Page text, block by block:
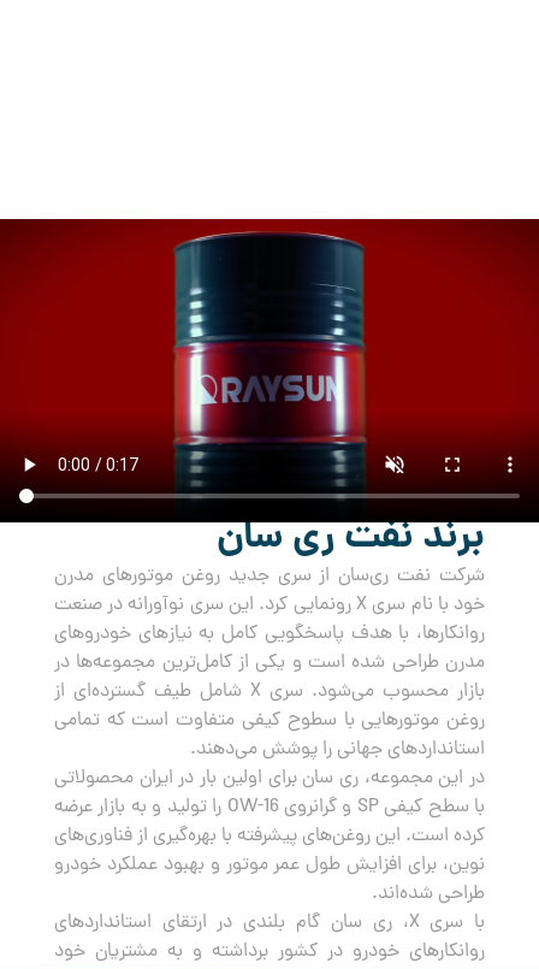
برند نفت ری سان
شرکت نفت ری‌سان از سری جدید روغن‌ موتورهای مدرن
خود با نام سری X رونمایی کرد. این سری نوآورانه در صنعت
روانکارها، با هدف پاسخگویی کامل به نیازهای خودروهای
مدرن طراحی شده است و یکی از کامل‌ترین مجموعه‌ها در
بازار محسوب می‌شود. سری X شامل طیف گسترده‌ای از
روغن‌ موتورهایی با سطوح کیفی متفاوت است که تمامی
استانداردهای جهانی را پوشش می‌دهند.
در این مجموعه، ری سان برای اولین بار در ایران محصولاتی
با سطح کیفی SP و گرانروی OW-16 را تولید و به بازار عرضه
کرده است. این روغن‌های پیشرفته با بهره‌گیری از فناوری‌های
نوین، برای افزایش طول عمر موتور و بهبود عملکرد خودرو
طراحی شده‌اند.
با سری X، ری سان گام بلندی در ارتقای استانداردهای
روانکارهای خودرو در کشور برداشته و به مشتریان خود